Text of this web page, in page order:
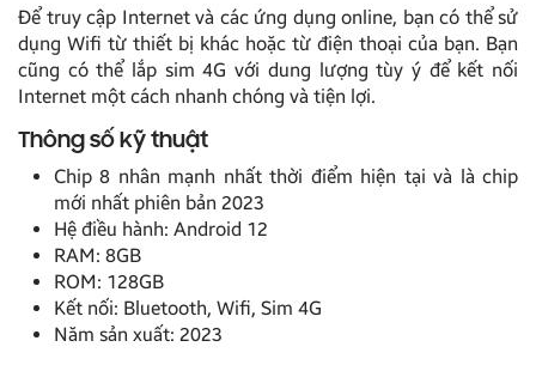
Để truy cập Internet và các ứng dụng online, bạn có thể sử
dụng Wifi từ thiết bị khác hoặc từ điện thoại của bạn. Bạn
cũng có thể lắp sim 4G với dung lượng tùy ý để kết nối
Internet một cách nhanh chóng và tiện lợi.
Thông số kỹ thuật
Chip 8 nhân mạnh nhất thời điểm hiện tại và là chip
mới nhất phiên bản 2023
Hệ điều hành: Android 12
RAM: 8GB
ROM: 128GB
Kết nối: Bluetooth, Wifi, Sim 4G
Năm sản xuất: 2023